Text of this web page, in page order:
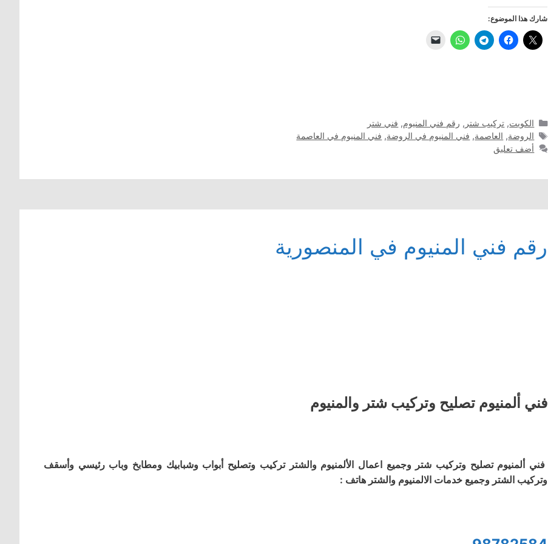
شارك هذا الموضوع:
التصنيفات
الكويت, تركيب شتر , رقم فني المنيوم, فني شتر
الوسوم
الروضة, العاصمة, فني المنيوم في الروضة, فني المنيوم في العاصمة
أضف تعليق
رقم فني المنيوم في المنصورية
فني ألمنيوم تصليح وتركيب شتر والمنيوم
فني ألمنيوم تصليح وتركيب شتر وجميع اعمال الألمنيوم والشتر تركيب وتصليح أبواب وشبابيك ومطابخ وباب رئيسي وأسقف
وتركيب الشتر وجميع خدمات الالمنيوم والشتر هاتف :